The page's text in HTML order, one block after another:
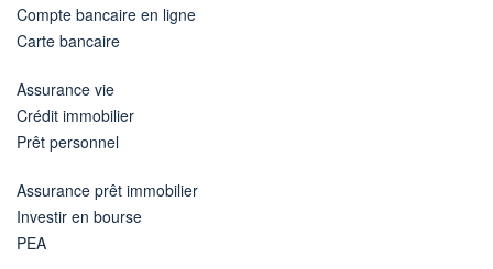
Compte bancaire en ligne
Carte bancaire
Assurance vie
Crédit immobilier
Prêt personnel
Assurance prêt immobilier
Investir en bourse
PEA